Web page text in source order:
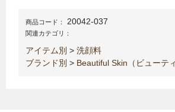
商品コード： 20042-037
関連カテゴリ：
アイテム別 > 洗顔料
ブランド別 > Beautiful Skin（ビューテ